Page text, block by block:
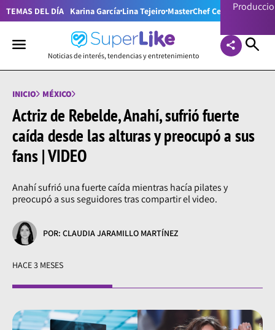
TEMAS DEL DÍA Karina García Lina Tejeiro MasterChef Celebrity
Noticias de interés, tendencias y entretenimiento
INICIO MÉXICO
Actriz de Rebelde, Anahí, sufrió fuerte
caída desde las alturas y preocupó a sus
fans | VIDEO
Anahí sufrió una fuerte caída mientras hacía pilates y
preocupó a sus seguidores tras compartir el video.
POR: CLAUDIA JARAMILLO MARTÍNEZ
HACE 3 MESES